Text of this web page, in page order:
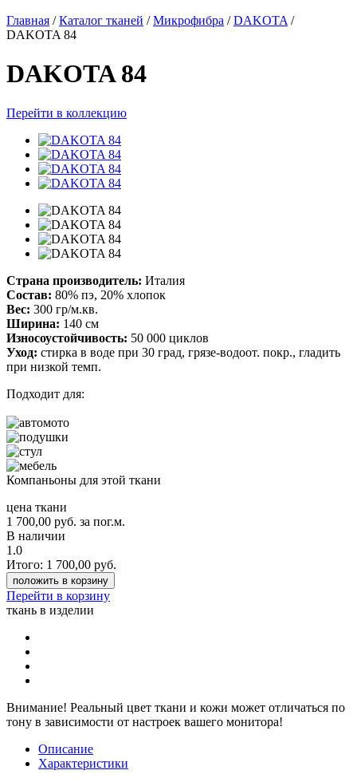
Главная / Каталог тканей / Микрофибра / DAKOTA /
DAKOTA 84
DAKOTA 84
Перейти в коллекцию
Страна производитель: Италия
Состав: 80% пэ, 20% хлопок
Вес: 300 гр/м.кв.
Ширина: 140 см
Износоустойчивость: 50 000 циклов
Уход: стирка в воде при 30 град, грязе-водоот. покр., гладить
при низкой темп.
Подходит для:
Компаньоны для этой ткани
цена ткани
1 700,00 руб. за пог.м.
В наличии
1.0
Итого: 1 700,00 руб.
положить в корзину
Перейти в корзину
ткань в изделии
Внимание! Реальный цвет ткани и кожи может отличаться по
тону в зависимости от настроек вашего монитора!
Описание
Характеристики